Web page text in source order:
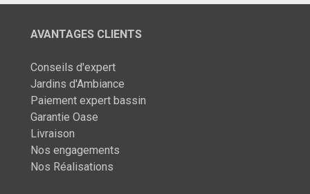
AVANTAGES CLIENTS
Conseils d'expert
Jardins d'Ambiance
Paiement expert bassin
Garantie Oase
Livraison
Nos engagements
Nos Réalisations